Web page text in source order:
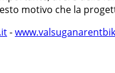
motivo che la
-